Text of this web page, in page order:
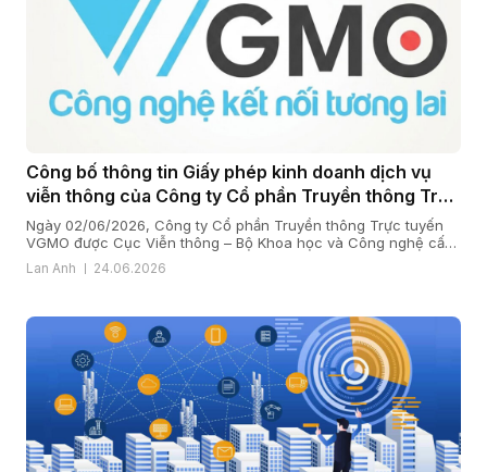
Công bố thông tin Giấy phép kinh doanh dịch vụ
viễn thông của Công ty Cổ phần Truyền thông Trực
tuyến VGMO
Ngày 02/06/2026, Công ty Cổ phần Truyền thông Trực tuyến
VGMO được Cục Viễn thông – Bộ Khoa học và Công nghệ cấp
Giấy phép kinh doanh dịch vụ viễn thông số 180/GP-CVT. Thực
hiện quy định tại khoản 6 Điều 35 Nghị định số 163/2024/NĐ-
Lan Anh 24.06.2026